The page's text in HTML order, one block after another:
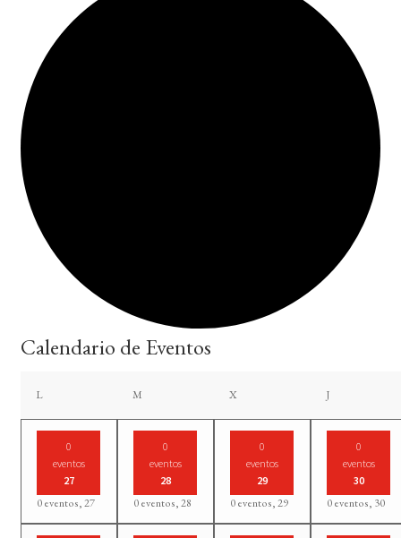
Calendario de Eventos
Llunes Mmartes Xmiércoles Jjueves
0
eventos
27
0 eventos,27
0
eventos
28
0 eventos,28
0
eventos
29
0 eventos,29
0
eventos
30
0 eventos, 30